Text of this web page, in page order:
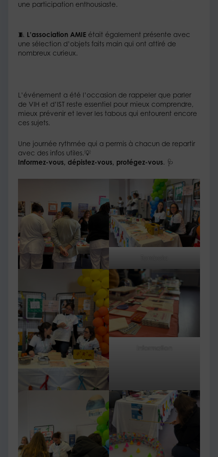
une participation enthousiaste.​
🧵 L’association AMIE était également présente avec
une sélection d’objets faits main qui ont attiré de
nombreux curieux.​
L’événement a été l’occasion de rappeler que parler
de VIH et d’IST reste essentiel pour mieux comprendre,
mieux prévenir et lever les tabous qui entourent encore
ces sujets. ​
Une journée rythmée qui a permis à chacun de repartir
avec des infos utiles.💡​
Informez-vous, dépistez-vous, protégez-vous. 🩺
Tombola